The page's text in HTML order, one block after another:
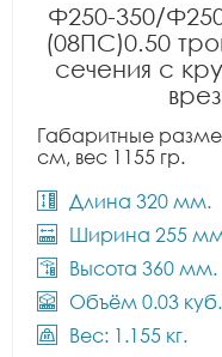
Ф250-350/
(08ПС)0.50
сечения с
Габаритные
см, вес 1155 гр.
Длина 320 мм.
Ширина 255
Высота 360 мм.
Объём 0.03
Вес: 1.155 кг.